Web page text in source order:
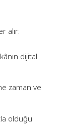
alır:
dijital
zaman ve
olduğu